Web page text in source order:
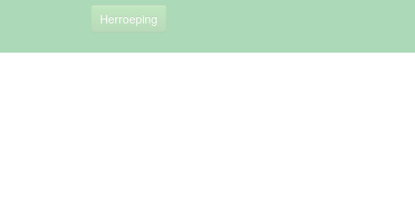
Herroeping